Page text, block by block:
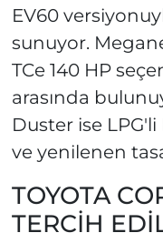
EV60
sunuyor.
TCe 140 HP
arasında
Duster ise
ve yenilenen
TOYOTA
TERCİH